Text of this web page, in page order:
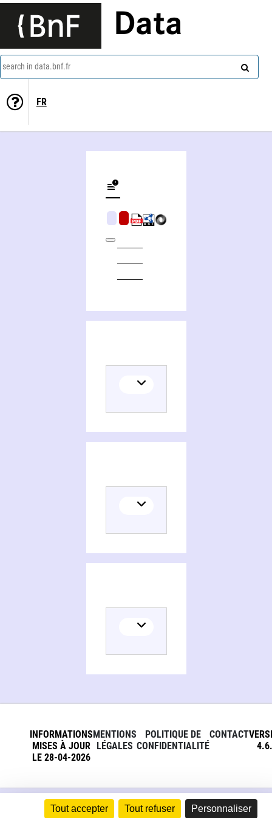
Tout accepter Tout refuser Personnaliser
Data
search in data.bnf.fr
FR
INFORMATIONS
MISES À JOUR
LE 28-04-2026
MENTIONS
LÉGALES
POLITIQUE DE
CONFIDENTIALITÉ
CONTACT